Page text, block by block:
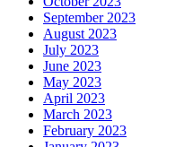
September 2023
August 2023
July 2023
June 2023
May 2023
April 2023
March 2023
February 2023